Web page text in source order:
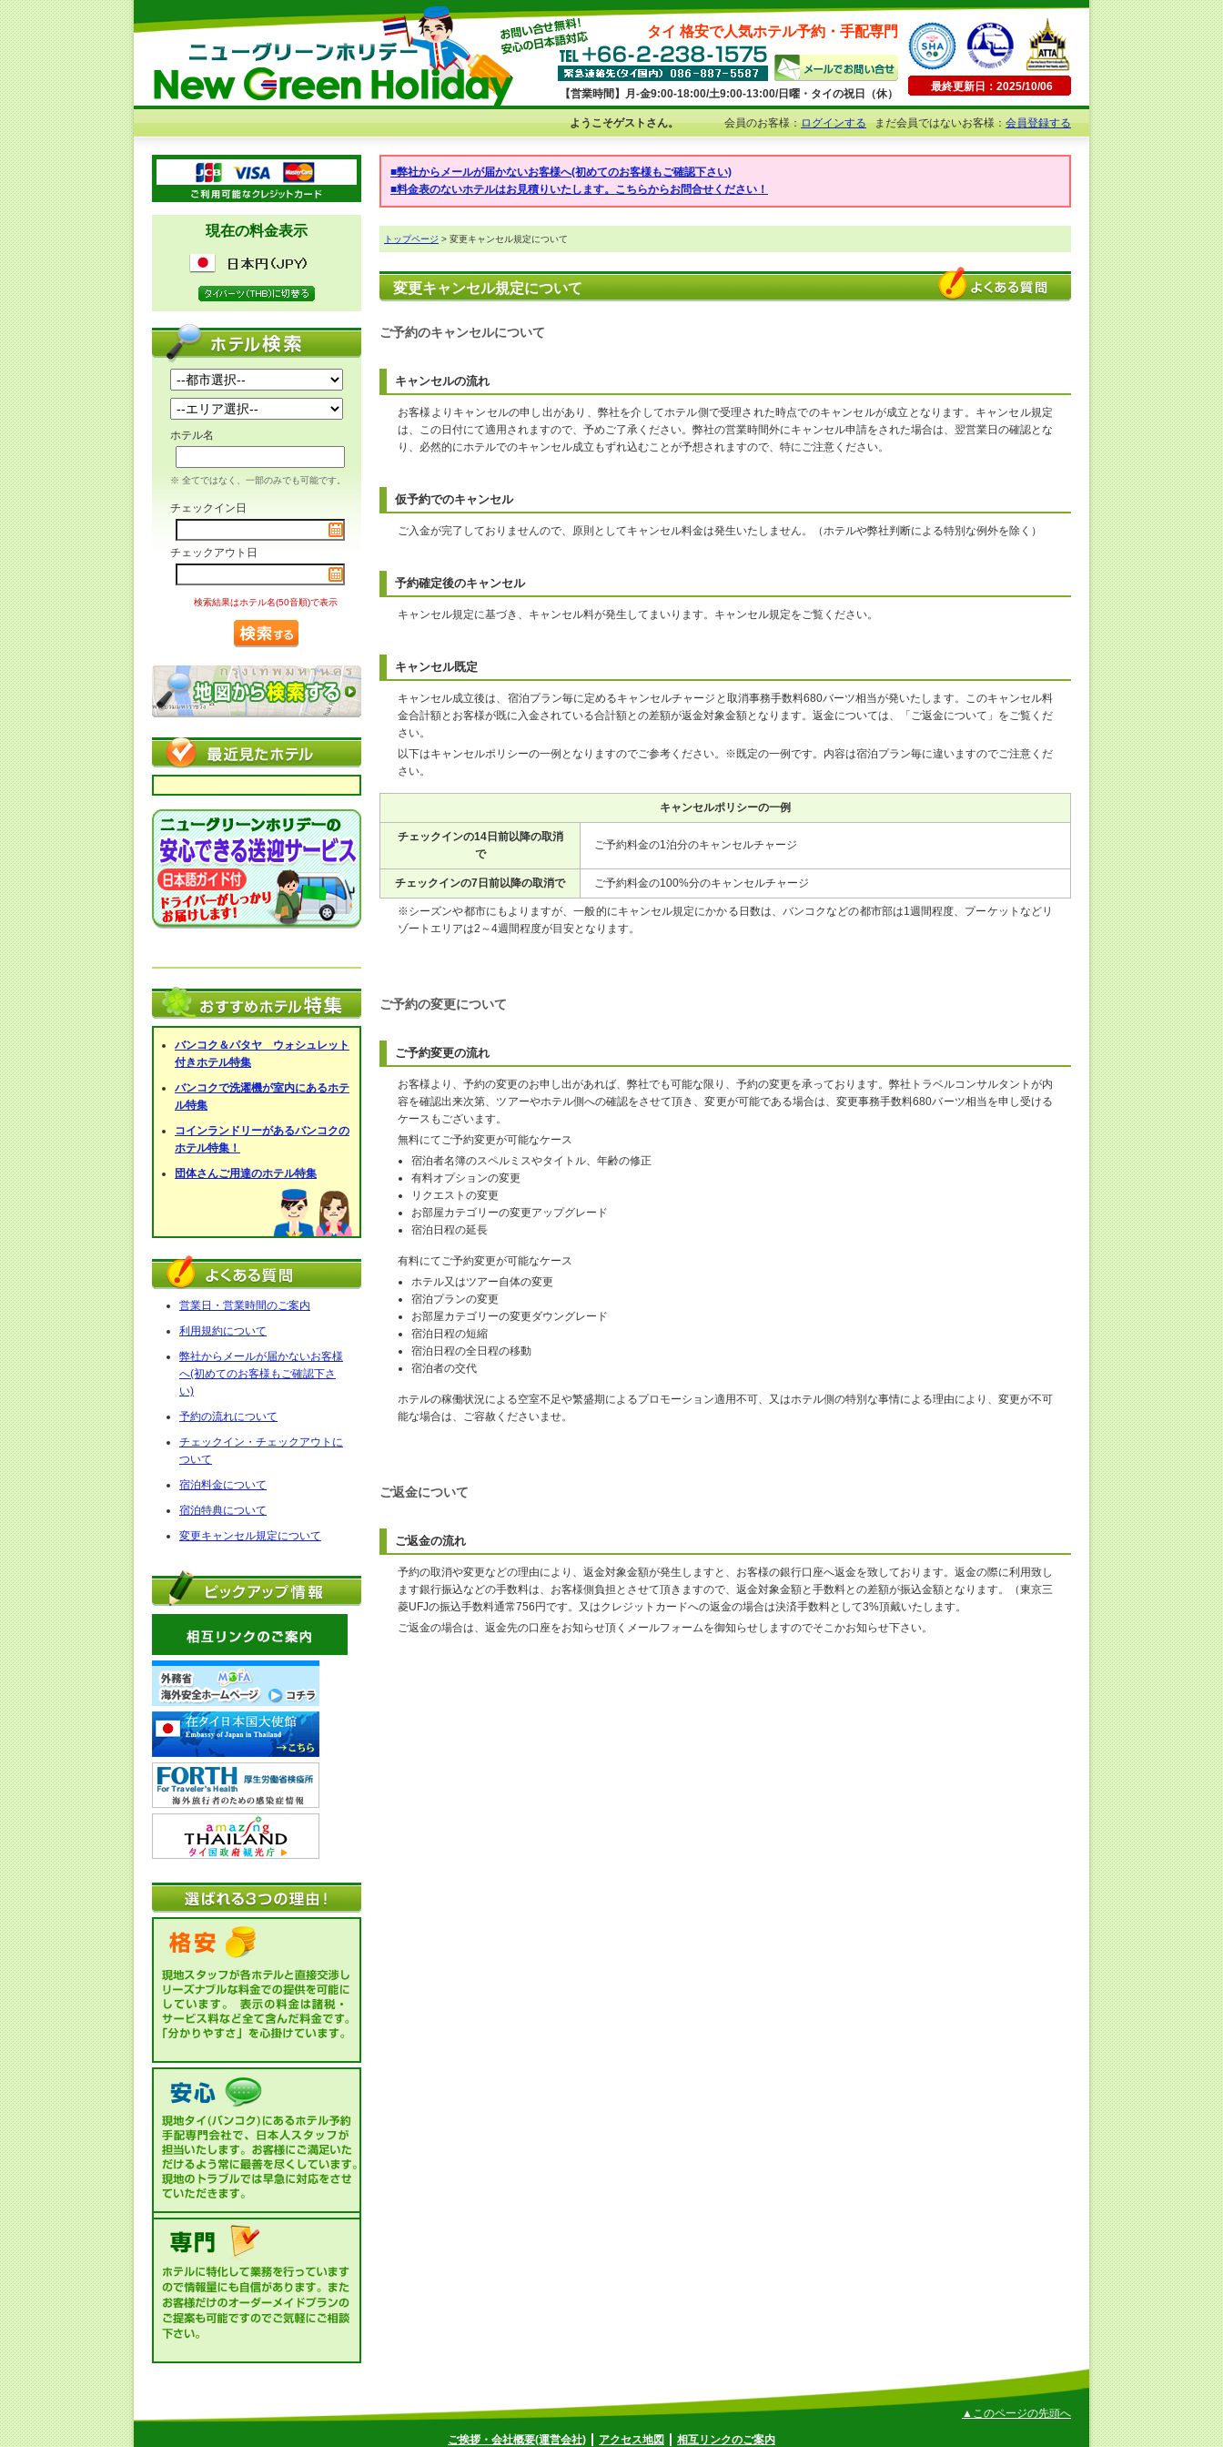
タイ 格安で人気ホテル予約・手配専門
【営業時間】月-金9:00-18:00/土9:00-13:00/日曜・タイの祝日（休）
最終更新日：2025/10/06
ようこそゲストさん。 会員のお客様：ログインするまだ会員ではないお客様：会員登録する
現在の料金表示
ホテル名
※ 全てではなく、一部のみでも可能です。
チェックイン日
チェックアウト日
検索結果はホテル名(50音順)で表示
バンコク＆パタヤ ウォシュレット
付きホテル特集
バンコクで洗濯機が室内にあるホテ
ル特集
コインランドリーがあるバンコクの
ホテル特集！
団体さんご用達のホテル特集
営業日・営業時間のご案内
利用規約について
弊社からメールが届かないお客様
へ(初めてのお客様もご確認下さ
い)
予約の流れについて
チェックイン・チェックアウトに
ついて
宿泊料金について
宿泊特典について
変更キャンセル規定について
■弊社からメールが届かないお客様へ(初めてのお客様もご確認下さい)
■料金表のないホテルはお見積りいたします。こちらからお問合せください！
トップページ > 変更キャンセル規定について
変更キャンセル規定について
ご予約のキャンセルについて
キャンセルの流れ
お客様よりキャンセルの申し出があり、弊社を介してホテル側で受理された時点でのキャンセルが成立となります。キャンセル規定
は、この日付にて適用されますので、予めご了承ください。弊社の営業時間外にキャンセル申請をされた場合は、翌営業日の確認とな
り、必然的にホテルでのキャンセル成立もずれ込むことが予想されますので、特にご注意ください。
仮予約でのキャンセル
ご入金が完了しておりませんので、原則としてキャンセル料金は発生いたしません。（ホテルや弊社判断による特別な例外を除く）
予約確定後のキャンセル
キャンセル規定に基づき、キャンセル料が発生してまいります。キャンセル規定をご覧ください。
キャンセル既定
キャンセル成立後は、宿泊プラン毎に定めるキャンセルチャージと取消事務手数料680バーツ相当が発いたします。このキャンセル料
金合計額とお客様が既に入金されている合計額との差額が返金対象金額となります。返金については、「ご返金について」をご覧くだ
さい。
以下はキャンセルポリシーの一例となりますのでご参考ください。※既定の一例です。内容は宿泊プラン毎に違いますのでご注意くだ
さい。
キャンセルポリシーの一例
チェックインの14日前以降の取消
で
ご予約料金の1泊分のキャンセルチャージ
チェックインの7日前以降の取消で ご予約料金の100%分のキャンセルチャージ
※シーズンや都市にもよりますが、一般的にキャンセル規定にかかる日数は、バンコクなどの都市部は1週間程度、プーケットなどリ
ゾートエリアは2～4週間程度が目安となります。
ご予約の変更について
ご予約変更の流れ
お客様より、予約の変更のお申し出があれば、弊社でも可能な限り、予約の変更を承っております。弊社トラベルコンサルタントが内
容を確認出来次第、ツアーやホテル側への確認をさせて頂き、変更が可能である場合は、変更事務手数料680バーツ相当を申し受ける
ケースもございます。
無料にてご予約変更が可能なケース
宿泊者名簿のスペルミスやタイトル、年齢の修正
有料オプションの変更
リクエストの変更
お部屋カテゴリーの変更アップグレード
宿泊日程の延長
有料にてご予約変更が可能なケース
ホテル又はツアー自体の変更
宿泊プランの変更
お部屋カテゴリーの変更ダウングレード
宿泊日程の短縮
宿泊日程の全日程の移動
宿泊者の交代
ホテルの稼働状況による空室不足や繁盛期によるプロモーション適用不可、又はホテル側の特別な事情による理由により、変更が不可
能な場合は、ご容赦くださいませ。
ご返金について
ご返金の流れ
予約の取消や変更などの理由により、返金対象金額が発生しますと、お客様の銀行口座へ返金を致しております。返金の際に利用致し
ます銀行振込などの手数料は、お客様側負担とさせて頂きますので、返金対象金額と手数料との差額が振込金額となります。（東京三
菱UFJの振込手数料通常756円です。又はクレジットカードへの返金の場合は決済手数料として3%頂戴いたします。
ご返金の場合は、返金先の口座をお知らせ頂くメールフォームを御知らせしますのでそこかお知らせ下さい。
▲このページの先頭へ
ご挨拶・会社概要(運営会社) アクセス地図 相互リンクのご案内